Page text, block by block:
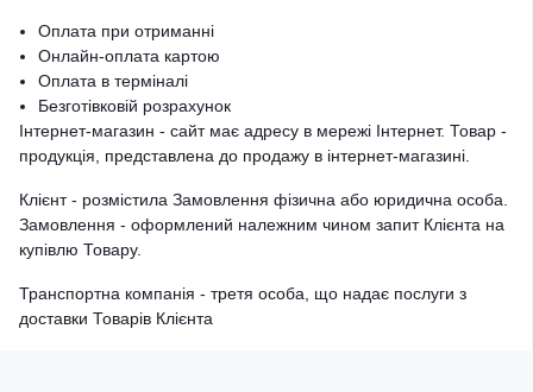
Оплата при отриманні
Онлайн-оплата картою
Оплата в терміналі
Безготівковій розрахунок
Інтернет-магазин - сайт має адресу в мережі Інтернет. Товар -
продукція, представлена ​​до продажу в інтернет-магазині.
Клієнт - розмістила Замовлення фізична або юридична особа.
Замовлення - оформлений належним чином запит Клієнта на
купівлю Товару.
Транспортна компанія - третя особа, що надає послуги з
доставки Товарів Клієнта